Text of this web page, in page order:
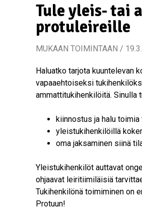
Tule yleis- tai
protuleireille
MUKAAN TOIMINTAAN /
Haluatko tarjota kuuntelevan
vapaaehtoiseksi
ammattitukihenkilöitä. Sinulla
kiinnostus ja halu toimia
yleistukihenkilöillä
oma jaksaminen siinä
Yleistukihenkilöt auttavat
ohjaavat leiritiimiläisiä
Tukihenkilönä toimiminen on
Protuun!